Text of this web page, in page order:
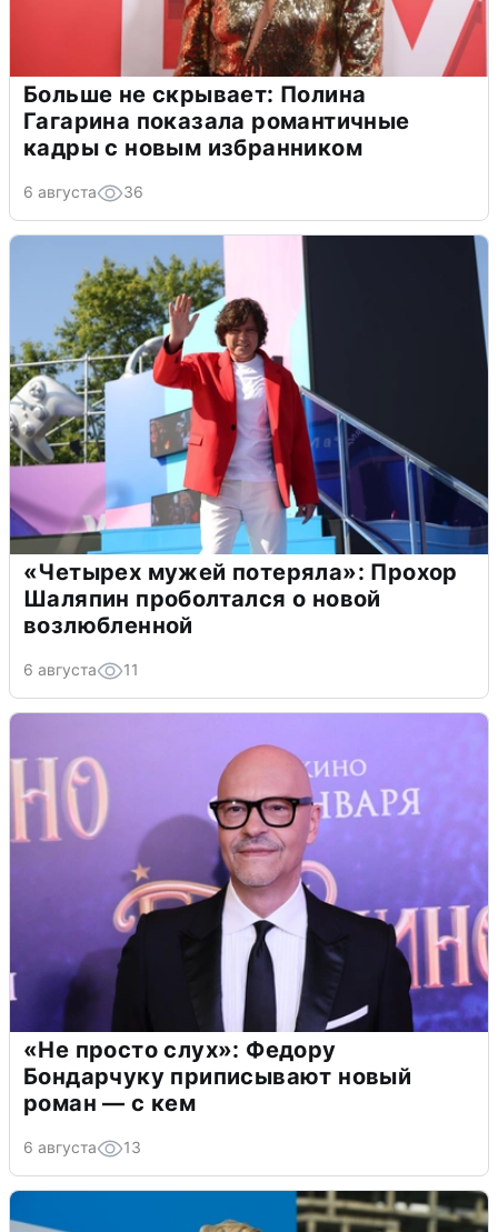
Больше не скрывает: Полина
Гагарина показала романтичные
кадры с новым избранником
6 августа 36
«Четырех мужей потеряла»: Прохор
Шаляпин проболтался о новой
возлюбленной
6 августа 11
«Не просто слух»: Федору
Бондарчуку приписывают новый
роман — с кем
6 августа 13